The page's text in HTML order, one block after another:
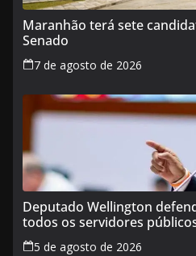
Maranhão terá sete
Senado
7 de agosto de 2026
Deputado Wellington
todos os servidores
Maranhão
5 de agosto de 2026